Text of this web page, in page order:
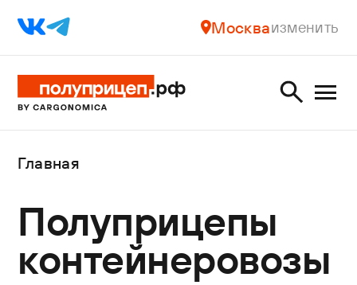
Москваизменить
Главная
Полуприцепы
контейнеровозы